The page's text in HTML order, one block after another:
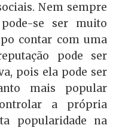
Nem sempre
se ser muito
contar com uma
pode ser
pois ela pode ser
mais popular
a própria
popularidade na